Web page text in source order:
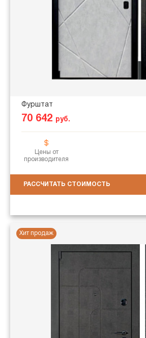
Фурштат
70 642 руб.
Цены от
производителя
РАССЧИТАТЬ СТОИМОСТЬ
Хит продаж